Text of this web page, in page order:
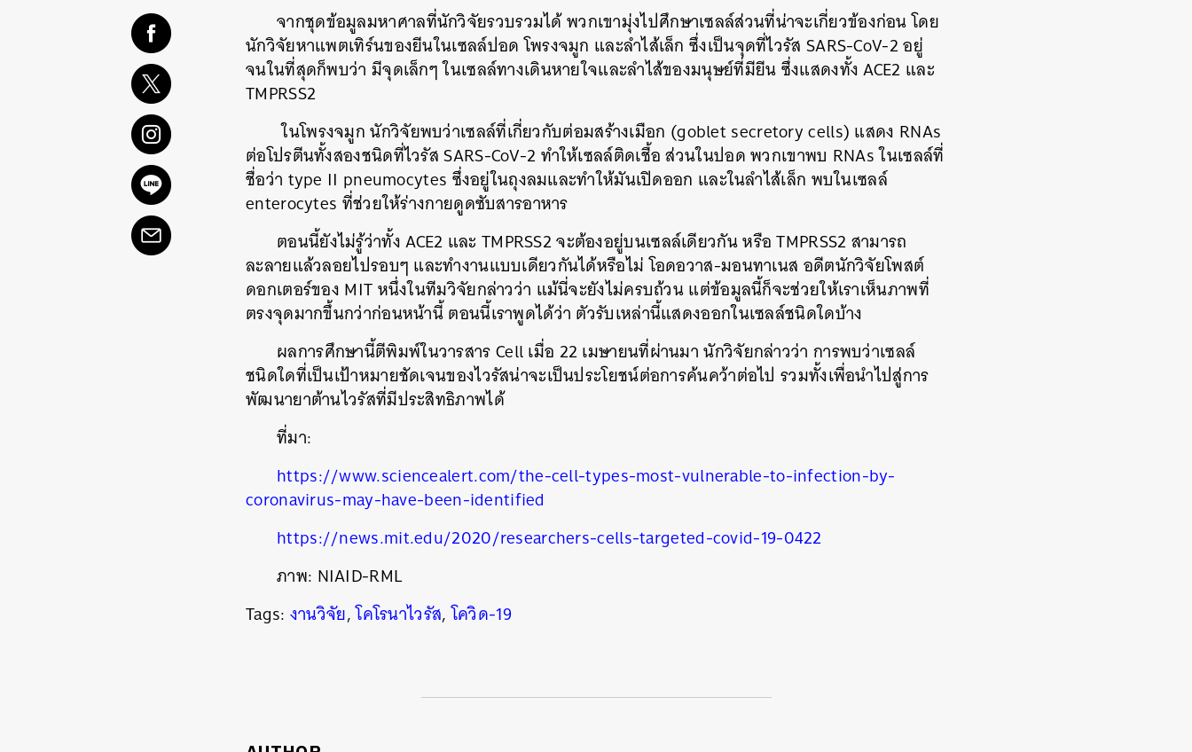
จากชุดข้อมูลมหาศาลที่นักวิจัยรวบรวมได้ พวกเขามุ่งไปศึกษาเซลล์ส่วนที่น่าจะเกี่ยวข้องก่อน โดย
นักวิจัยหาแพตเทิร์นของยีนในเซลล์ปอด โพรงจมูก และลำไส้เล็ก ซึ่งเป็นจุดที่ไวรัส SARS-CoV-2 อยู่
จนในที่สุดก็พบว่า มีจุดเล็กๆ ในเซลล์ทางเดินหายใจและลำไส้ของมนุษย์ที่มียีน ซึ่งแสดงทั้ง ACE2 และ
TMPRSS2
ในโพรงจมูก นักวิจัยพบว่าเซลล์ที่เกี่ยวกับต่อมสร้างเมือก (goblet secretory cells) แสดง RNAs
ต่อโปรตีนทั้งสองชนิดที่ไวรัส SARS-CoV-2 ทำให้เซลล์ติดเชื้อ ส่วนในปอด พวกเขาพบ RNAs ในเซลล์ที่
ชื่อว่า type II pneumocytes ซึ่งอยู่ในถุงลมและทำให้มันเปิดออก และในลำไส้เล็ก พบในเซลล์
enterocytes ที่ช่วยให้ร่างกายดูดซับสารอาหาร
ตอนนี้ยังไม่รู้ว่าทั้ง ACE2 และ TMPRSS2 จะต้องอยู่บนเซลล์เดียวกัน หรือ TMPRSS2 สามารถ
ละลายแล้วลอยไปรอบๆ และทำงานแบบเดียวกันได้หรือไม่ โอดอวาส-มอนทาเนส อดีตนักวิจัยโพสต์
ดอกเตอร์ของ MIT หนึ่งในทีมวิจัยกล่าวว่า แม้นี่จะยังไม่ครบถ้วน แต่ข้อมูลนี้ก็จะช่วยให้เราเห็นภาพที่
ตรงจุดมากขึ้นกว่าก่อนหน้านี้ ตอนนี้เราพูดได้ว่า ตัวรับเหล่านี้แสดงออกในเซลล์ชนิดใดบ้าง
ผลการศึกษานี้ตีพิมพ์ในวารสาร Cell เมื่อ 22 เมษายนที่ผ่านมา นักวิจัยกล่าวว่า การพบว่าเซลล์
ชนิดใดที่เป็นเป้าหมายชัดเจนของไวรัสน่าจะเป็นประโยชน์ต่อการค้นคว้าต่อไป รวมทั้งเพื่อนำไปสู่การ
พัฒนายาต้านไวรัสที่มีประสิทธิภาพได้
ที่มา:
https://www.sciencealert.com/the-cell-types-most-vulnerable-to-infection-by-
coronavirus-may-have-been-identified
https://news.mit.edu/2020/researchers-cells-targeted-covid-19-0422
ภาพ: NIAID-RML
Tags: งานวิจัย,โคโรนาไวรัส,โควิด-19
SHARE